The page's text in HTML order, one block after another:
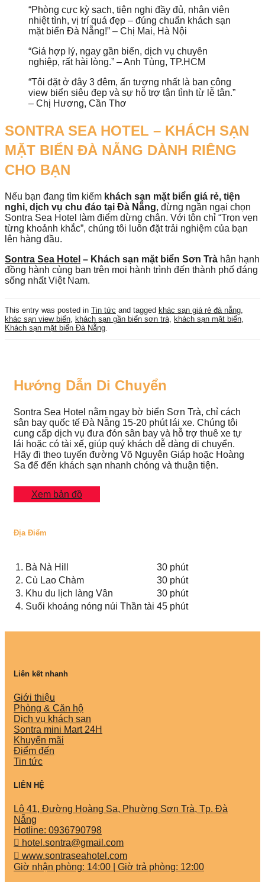
“Phòng cực kỳ sạch, tiện nghi đầy đủ, nhân viên
nhiệt tình, vị trí quá đẹp – đúng chuẩn khách sạn
mặt biển Đà Nẵng!” – Chị Mai, Hà Nội
“Giá hợp lý, ngay gần biển, dịch vụ chuyên
nghiệp, rất hài lòng.” – Anh Tùng, TP.HCM
“Tôi đặt ở đây 3 đêm, ấn tượng nhất là ban công
view biển siêu đẹp và sự hỗ trợ tận tình từ lễ tân.”
– Chị Hương, Cần Thơ
SONTRA SEA HOTEL – KHÁCH SẠN
MẶT BIỂN ĐÀ NẴNG DÀNH RIÊNG
CHO BẠN
Nếu bạn đang tìm kiếm khách sạn mặt biển giá rẻ, tiện
nghi, dịch vụ chu đáo tại Đà Nẵng, đừng ngần ngại chọn
Sontra Sea Hotel làm điểm dừng chân. Với tôn chỉ “Trọn vẹn
từng khoảnh khắc”, chúng tôi luôn đặt trải nghiệm của bạn
lên hàng đầu.
Sontra Sea Hotel – Khách sạn mặt biển Sơn Trà hân hạnh
đồng hành cùng bạn trên mọi hành trình đến thành phố đáng
sống nhất Việt Nam.
This entry was posted in Tin tức and tagged khác sạn giá rẻ đà nẵng,
khác sạn view biển, khách sạn gần biển sơn trà, khách sạn mặt biển,
Khách sạn mặt biển Đà Nẵng.
Hướng Dẫn Di Chuyển
Sontra Sea Hotel nằm ngay bờ biển Sơn Trà, chỉ cách
sân bay quốc tế Đà Nẵng 15-20 phút lái xe. Chúng tôi
cung cấp dịch vụ đưa đón sân bay và hỗ trợ thuê xe tự
lái hoặc có tài xế, giúp quý khách dễ dàng di chuyển.
Hãy đi theo tuyến đường Võ Nguyên Giáp hoặc Hoàng
Sa để đến khách sạn nhanh chóng và thuận tiện.
Xem bản đồ
Địa Điểm
1. Bà Nà Hill
30 phút
2. Cù Lao Chàm
30 phút
3. Khu du lịch làng Vân
30 phút
4. Suối khoáng nóng núi Thần tài 45 phút
Liên kết nhanh
Giới thiệu
Phòng & Căn hộ
Dịch vụ khách sạn
Sontra mini Mart 24H
Khuyến mãi
Điểm đến
Tin tức
LIÊN HỆ
Lô 41, Đường Hoàng Sa, Phường Sơn Trà, Tp. Đà
Nẵng
Hotline: 0936790798
hotel.sontra@gmail.com
www.sontraseahotel.com
Giờ nhận phòng: 14:00 | Giờ trả phòng: 12:00